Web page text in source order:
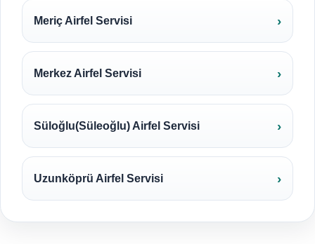
Meriç Airfel Servisi
Merkez Airfel Servisi
Süloğlu(Süleoğlu) Airfel Servisi
Uzunköprü Airfel Servisi